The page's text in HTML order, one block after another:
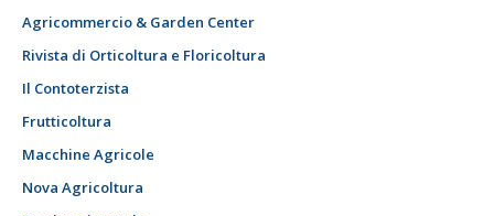
Agricommercio & Garden Center
Rivista di Orticoltura e Floricoltura
Il Contoterzista
Frutticoltura
Macchine Agricole
Nova Agricoltura